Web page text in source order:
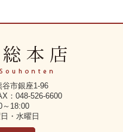
谷市銀座1-96
048-526-6600
～18:00
・水曜日